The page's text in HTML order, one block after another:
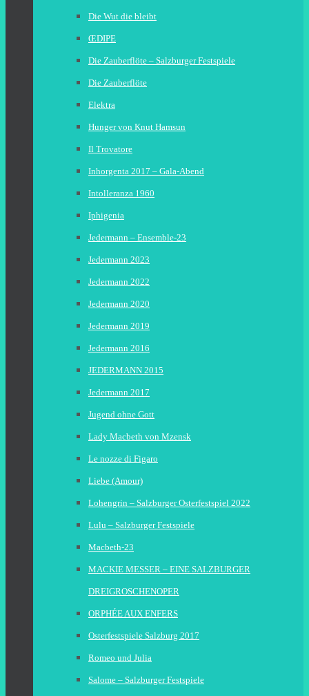
Die Wut die bleibt
ŒDIPE
Die Zauberflöte – Salzburger Festspiele
Die Zauberflöte
Elektra
Hunger von Knut Hamsun
Il Trovatore
Inhorgenta 2017 – Gala-Abend
Intolleranza 1960
Iphigenia
Jedermann – Ensemble-23
Jedermann 2023
Jedermann 2022
Jedermann 2020
Jedermann 2019
Jedermann 2016
JEDERMANN 2015
Jedermann 2017
Jugend ohne Gott
Lady Macbeth von Mzensk
Le nozze di Figaro
Liebe (Amour)
Lohengrin – Salzburger Osterfestspiel 2022
Lulu – Salzburger Festspiele
Macbeth-23
MACKIE MESSER – EINE SALZBURGER
DREIGROSCHENOPER
ORPHÉE AUX ENFERS
Osterfestspiele Salzburg 2017
Romeo und Julia
Salome – Salzburger Festspiele